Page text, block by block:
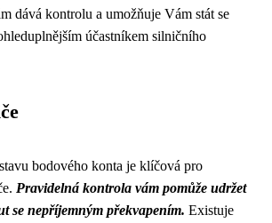
dává kontrolu a umožňuje Vám stát se
účastníkem silničního
bodového konta je klíčová pro
Pravidelná kontrola vám pomůže udržet
se nepříjemným překvapením. Existuje